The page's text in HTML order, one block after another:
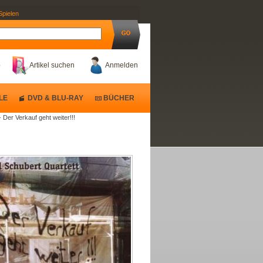
Anmelden
Artikel suchen
Verkauf geht weiter!!!
DVD & BLU-RAY BÜCHER